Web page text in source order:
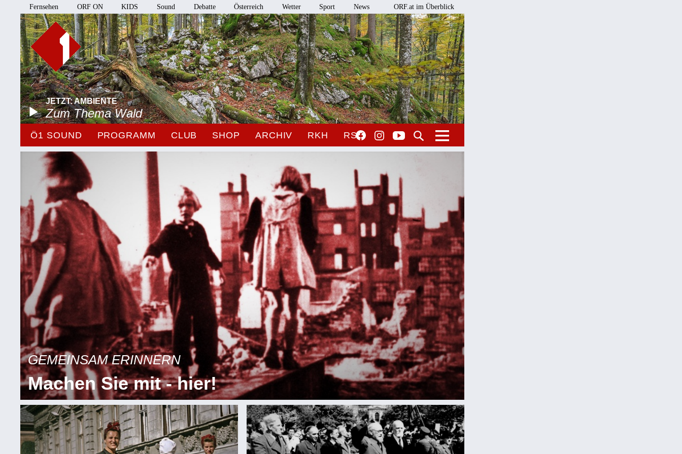
Fernsehen ORF ON KIDS Sound Debatte Österreich Wetter Sport News ORF.at im Überblick
JETZT: AMBIENTE
Zum Thema Wald
Ö1 SOUND PROGRAMM CLUB SHOP ARCHIV RKH RSO
GEMEINSAM ERINNERN
Machen Sie mit - hier!